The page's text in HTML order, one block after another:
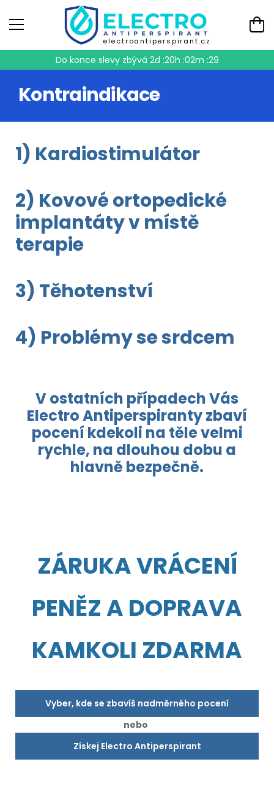
electroantiperspirant.cz
Do konce slevy zbývá 2d :20h :02m :29
Kontraindikace
1) Kardiostimulátor
2) Kovové ortopedické
implantáty v místě
terapie
3) Těhotenství
4) Problémy se srdcem
V ostatních případech Vás
Electro Antiperspiranty zbaví
pocení kdekoli na těle velmi
rychle, na dlouhou dobu a
hlavně bezpečně.
ZÁRUKA VRÁCENÍ
PENĚZ A DOPRAVA
KAMKOLI ZDARMA
Vyber, kde se zbavíš nadměrného pocení
nebo
Získej Electro Antiperspirant